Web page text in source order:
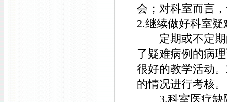
会；对科室而言
2.继续做好科室
定期或不定期
了疑难病例的病
很好的教学活动
的情况进行考核。
3.科室医疗缺